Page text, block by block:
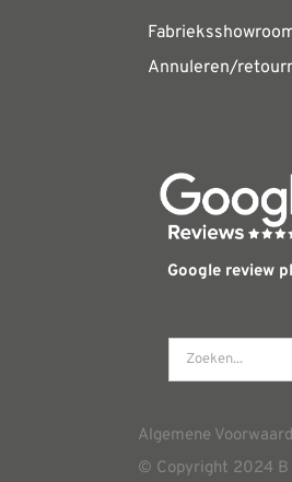
Annuleren/
Google review
Algemene
© Copyright 2024 B